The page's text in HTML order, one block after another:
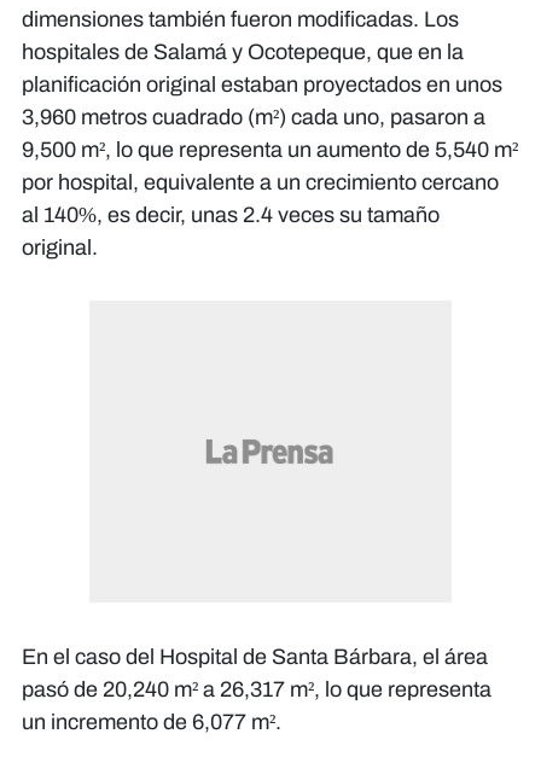
dimensiones también fueron modificadas. Los
hospitales de Salamá y Ocotepeque, que en la
planificación original estaban proyectados en unos
3,960 metros cuadrado (m²) cada uno, pasaron a
9,500 m², lo que representa un aumento de 5,540 m²
por hospital, equivalente a un crecimiento cercano
al 140%, es decir, unas 2.4 veces su tamaño
original.
En el caso del Hospital de Santa Bárbara, el área
pasó de 20,240 m² a 26,317 m², lo que representa
un incremento de 6,077 m².